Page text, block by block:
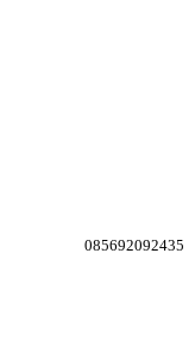
085692092435